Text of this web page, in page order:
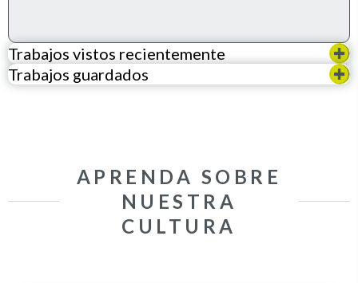
Trabajos vistos recientemente
Trabajos guardados
APRENDA SOBRE
NUESTRA
CULTURA